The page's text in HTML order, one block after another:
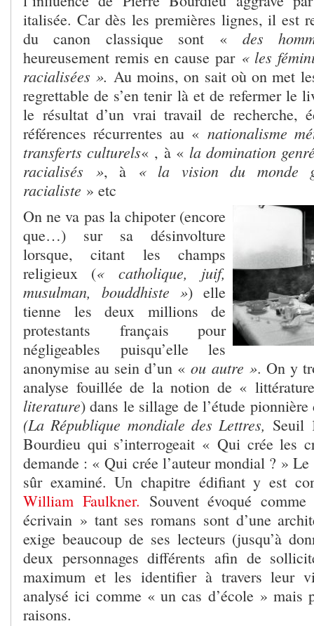
italisée. Car dès les premières lignes, il est
du canon classique sont « des
heureusement remis en cause par « les
racialisées ». Au moins, on sait où on met
regrettable de s’en tenir là et de refermer le
le résultat d’un vrai travail de recherche,
références récurrentes au « nationalisme
transferts culturels« , à « la domination
racialisés », à « la vision du monde
racialiste » etc
On ne va pas la chipoter (encore
que…) sur sa désinvolture
lorsque, citant les champs
religieux (« catholique, juif,
musulman, bouddhiste ») elle
tienne les deux millions de
protestants français pour
négligeables puisqu’elle les
anonymise au sein d’un «ou autre ». On y
analyse fouillée de la notion de «
literature) dans le sillage de l’étude pionnière
(La République mondiale des Lettres, Seuil
Bourdieu qui s’interrogeait « Qui crée les
demande : « Qui crée l’auteur mondial ? »
sûr examiné. Un chapitre édifiant y est
William Faulkner. Souvent évoqué
écrivain » tant ses romans sont d’une
exige beaucoup de ses lecteurs (jusqu’à
deux personnages différents afin de
maximum et les identifier à travers leur
analysé ici comme « un cas d’école » mais
raisons.